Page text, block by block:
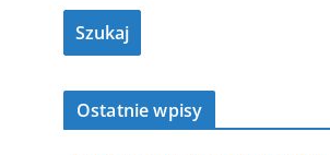
Ostatnie wpisy